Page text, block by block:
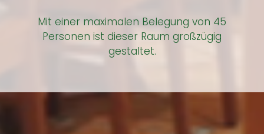
Mit einer maximalen Belegung von 45
Personen ist dieser Raum großzügig
gestaltet.